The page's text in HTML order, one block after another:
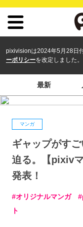
pixivisionは2024年5月28日
ーポリシーを改定しました。
最新
マンガ
ギャップがす
迫る。【pixiv
発表！
オリジナルマンガ
ト